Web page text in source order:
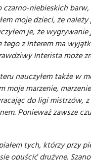
czarno-niebieskich
moje dzieci, że
je, że
z Interem ma
Interista może
nauczyłem także w
moje marzenie,
do ligi mistrzów, z
Ponieważ zawsze
tych, którzy przy
opuścić drużynę.